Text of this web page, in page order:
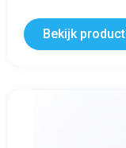
Bekijk product